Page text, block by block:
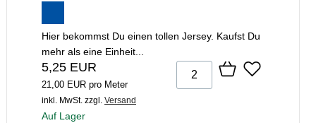
Hier bekommst Du einen tollen Jersey. Kaufst Du
mehr als eine Einheit...
5,25 EUR
21,00 EUR pro Meter
inkl. MwSt. zzgl. Versand
Auf Lager